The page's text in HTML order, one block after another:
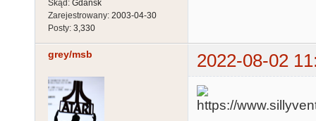
Skąd: Gdańsk
Zarejestrowany: 2003-04-30
Posty: 3,330
grey/msb 2022-08-02